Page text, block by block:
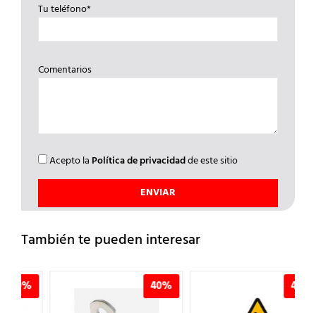
Tu teléfono*
Comentarios
Acepto la Política de privacidadde este sitio
También te pueden interesar